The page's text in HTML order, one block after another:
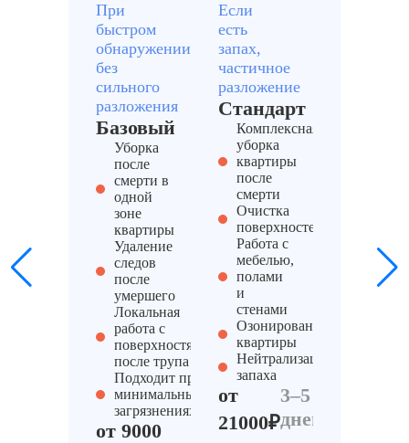
При
быстром
обнаружении,
без
сильного
разложения
Базовый
Уборка
после
смерти в
одной
зоне
квартиры
Удаление
следов
после
умершего
Локальная
работа с
поверхностями
после трупа
Подходит при
минимальных
загрязнениях
от 9000
Если
есть
запах,
частичное
разложение
Стандарт
Комплексная
уборка
квартиры
после
смерти
Очистка
поверхностей
Работа с
мебелью,
полами
и
стенами
Озонирование
квартиры
Нейтрализации
запаха
от
21000₽
3–5
дней